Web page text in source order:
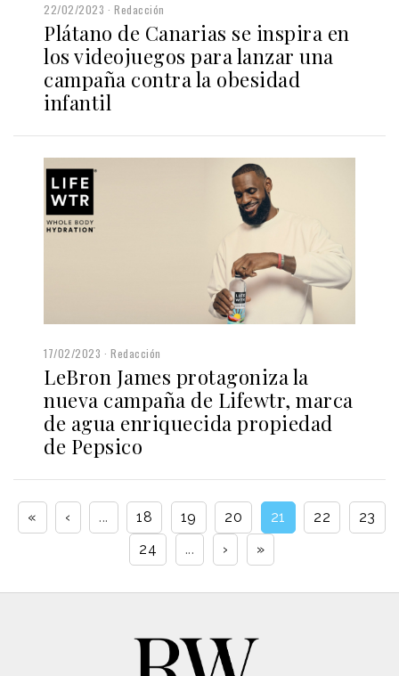
22/02/2023 Redacción
Plátano de Canarias se inspira en
los videojuegos para lanzar una
campaña contra la obesidad
infantil
17/02/2023 Redacción
LeBron James protagoniza la
nueva campaña de Lifewtr, marca
de agua enriquecida propiedad
de Pepsico
« ‹ ... 18 19 20 21 22
23
24
... › »